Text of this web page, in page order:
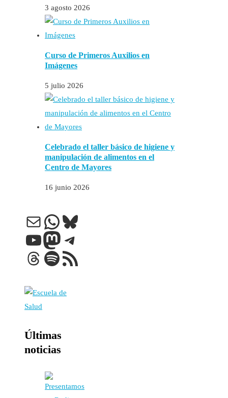
3 agosto 2026
Curso de Primeros Auxilios en
Imágenes
5 julio 2026
Celebrado el taller básico de higiene y
manipulación de alimentos en el
Centro de Mayores
16 junio 2026
Correo electrónico
WhatsApp
Bluesky
YouTube
Mastodon
Telegram
Threads
Spotify
Feed RSS
Últimas
noticias